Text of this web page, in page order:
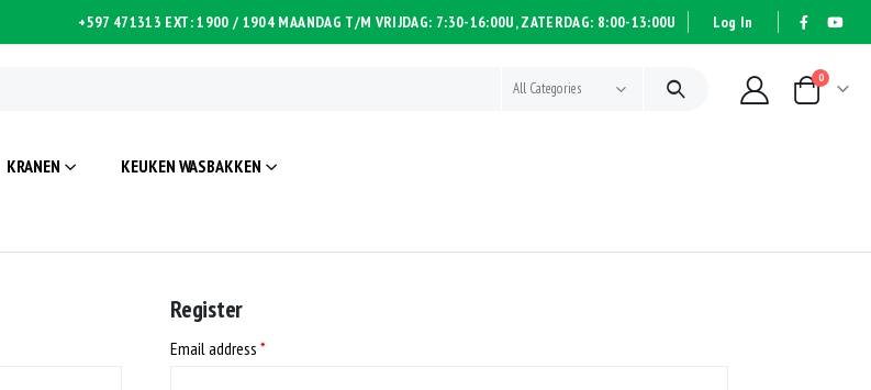
+597 471313 EXT: 1900 / 1904 MAANDAG T/M VRIJDAG: 7:30-16:00U, ZATERDAG: 8:00-13:00U Log In
All Categories
0
KRANEN KEUKEN WASBAKKEN
Register
Email address *